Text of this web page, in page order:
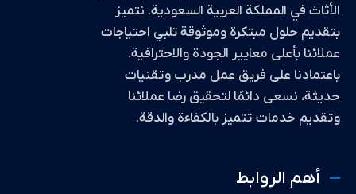
الأثاث في المملكة العربية السعودية. نتميز
بتقديم حلول مبتكرة وموثوقة تلبي احتياجات
عملائنا بأعلى معايير الجودة والاحترافية.
باعتمادنا على فريق عمل مدرب وتقنيات
حديثة، نسعى دائمًا لتحقيق رضا عملائنا
وتقديم خدمات تتميز بالكفاءة والدقة.
أهم الروابط